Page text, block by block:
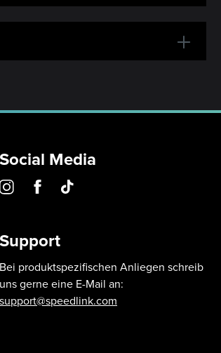
Social Media
Support
Bei produktspezifischen Anliegen schreib
uns gerne eine E-Mail an:
support@speedlink.com